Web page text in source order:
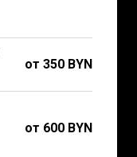
от 350 BYN
от 600 BYN